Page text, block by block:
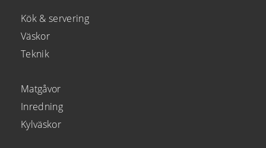
Kök & servering
Väskor
Teknik
Matgåvor
Inredning
Kylväskor